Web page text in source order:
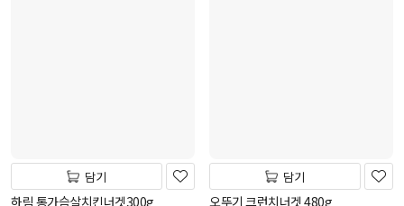
담기
하림 통가슴살치킨너겟300g
담기
오뚜기 크런치너겟 480g